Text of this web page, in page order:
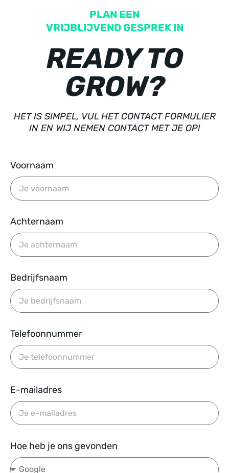
PLAN EEN
VRIJBLIJVEND GESPREK IN
READY TO
GROW?
HET IS SIMPEL, VUL HET CONTACT FORMULIER
IN EN WIJ NEMEN CONTACT MET JE OP!
Voornaam
Achternaam
Bedrijfsnaam
Telefoonnummer
E-mailadres
Hoe heb je ons gevonden